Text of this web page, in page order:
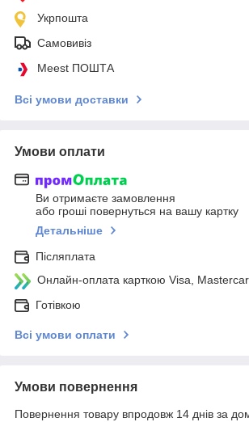
Укрпошта
Самовивіз
Meest ПОШТА
Всі умови доставки
Умови оплати
Ви отримаєте замовлення
або гроші повернуться на вашу картку
Детальніше
Післяплата
Онлайн-оплата карткою Visa,
Готівкою
Всі умови оплати
Умови повернення
Повернення товару впродовж 14 днів за